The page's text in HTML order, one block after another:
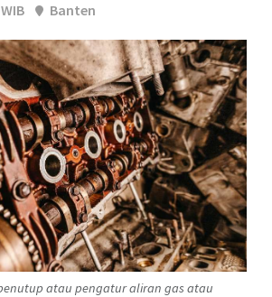
Banten
atau pengatur aliran gas atau